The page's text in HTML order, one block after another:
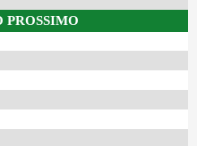
PROSSIMO